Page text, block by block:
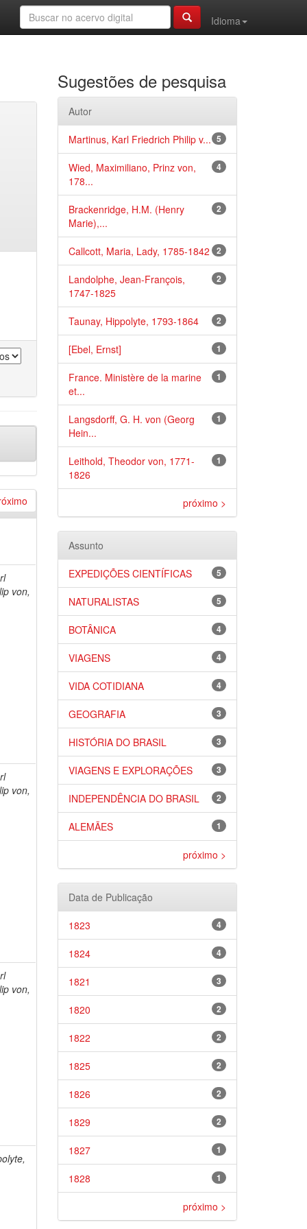
Idioma
von,
von,
von,
Sugestões de pesquisa
Autor
5
Martinus, Karl Friedrich Philip v...
4
Wied, Maximiliano, Prinz von,
178...
2
Brackenridge, H.M. (Henry
Marie),...
2
Callcott, Maria, Lady, 1785-1842
2
Landolphe, Jean-François,
1747-1825
2
Taunay, Hippolyte, 1793-1864
1
[Ebel, Ernst]
1
France. Ministère de la marine
et...
1
Langsdorff, G. H. von (Georg
Hein...
1
Leithold, Theodor von, 1771-
1826
próximo >
Assunto
5
EXPEDIÇÕES CIENTÍFICAS
5
NATURALISTAS
4
BOTÂNICA
4
VIAGENS
4
VIDA COTIDIANA
3
GEOGRAFIA
3
HISTÓRIA DO BRASIL
3
VIAGENS E EXPLORAÇÕES
2
INDEPENDÊNCIA DO BRASIL
1
ALEMÃES
próximo >
Data de Publicação
4
1823
4
1824
3
1821
2
1820
2
1822
2
1825
2
1826
2
1829
1
1827
1
1828
próximo >